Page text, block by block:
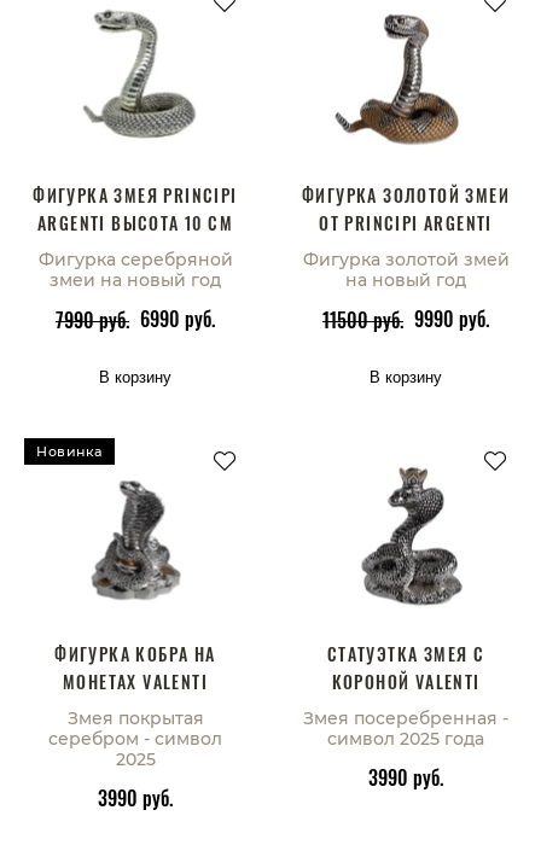
ФИГУРКА ЗМЕЯ PRINCIPI
ARGENTI ВЫСОТА 10 СМ
Фигурка серебряной
змеи на новый год
7990 руб. 6990 руб.
В корзину
ФИГУРКА ЗОЛОТОЙ ЗМЕИ
ОТ PRINCIPI ARGENTI
Фигурка золотой змей
на новый год
11500 руб. 9990 руб.
В корзину
Новинка
ФИГУРКА КОБРА НА
МОНЕТАХ VALENTI
Змея покрытая
серебром - символ
2025
3990 руб.
СТАТУЭТКА ЗМЕЯ С
КОРОНОЙ VALENTI
Змея посеребренная -
символ 2025 года
3990 руб.